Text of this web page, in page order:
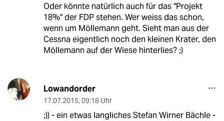
Oder könnte natürlich auch für das "Projekt
18%" der FDP stehen. Wer weiss das schon,
wenn um Möllemann geht. Sieht man aus der
Cessna eigentlich noch den kleinen Krater, den
Möllemann auf der Wiese hinterlies? ;)
Lowandorder
17.07.2015, 09:18 Uhr
;)) - ein etwas langliches Stefan Wirner Bächle -